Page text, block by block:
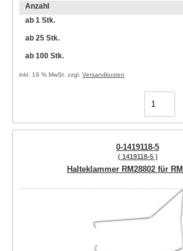
Anzahl
ab 1 Stk.
ab 25 Stk.
ab 100 Stk.
inkl. 19 % MwSt. zzgl. Versandkosten
0-1419118-5
( 1419118-5 )
Halteklammer RM28802 für